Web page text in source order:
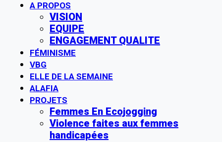
A PROPOS
VISION
EQUIPE
ENGAGEMENT QUALITE
FÉMINISME
VBG
ELLE DE LA SEMAINE
ALAFIA
PROJETS
Femmes En Ecojogging
Violence faites aux femmes
handicapées